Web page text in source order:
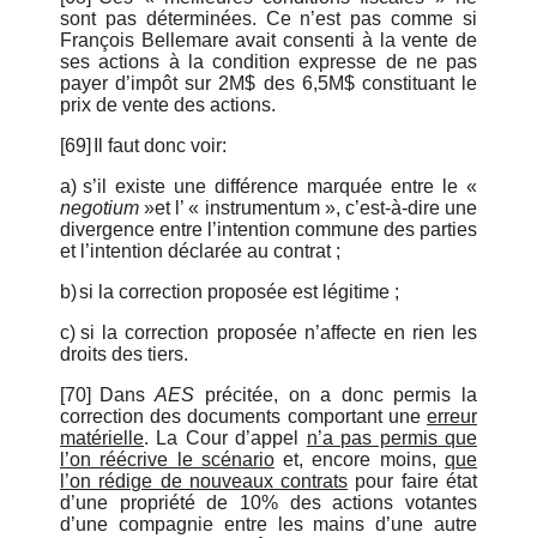
sont pas déterminées. Ce n’est pas comme si
François Bellemare avait consenti à la vente de
ses actions à la condition expresse de ne pas
payer d’impôt sur 2M$ des 6,5M$ constituant le
prix de vente des actions.
[69]
Il faut donc voir:
a) s’il existe une différence marquée entre le «
negotium »et l’ « instrumentum », c’est-à-dire une
divergence entre l’intention commune des parties
et l’intention déclarée au contrat ;
b)si la correction proposée est légitime ;
c) si la correction proposée n’affecte en rien les
droits des tiers.
[70]
DansAES précitée, on a donc permis la
correction des documents comportant une erreur
matérielle. La Cour d’appel n’a pas permis que
l’on réécrive le scénarioet, encore moins,que
l’on rédige de nouveaux contrats pour faire état
d’une propriété de 10% des actions votantes
d’une compagnie entre les mains d’une autre